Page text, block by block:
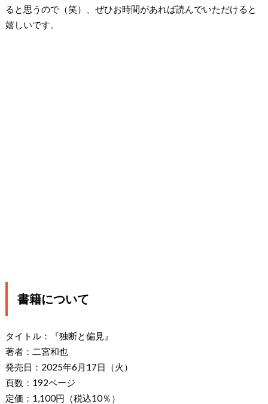
ると思うので（笑）、ぜひお時間があれば読んでいただけると
嬉しいです。
書籍について
タイトル：『独断と偏見』
著者：二宮和也
発売日：2025年6月17日（火）
頁数：192ページ
定価：1,100円（税込10％）